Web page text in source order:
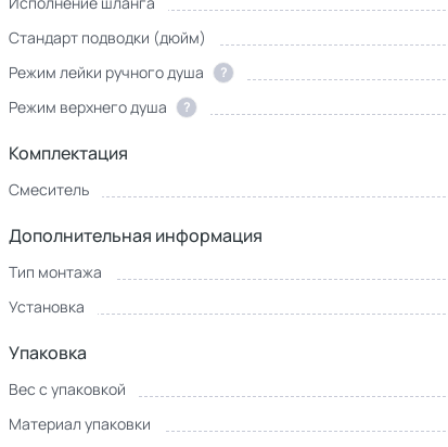
Стандарт подводки (дюйм)
Режим лейки ручного душа
?
Режим верхнего душа
?
Комплектация
Смеситель
Дополнительная информация
Тип монтажа
Установка
Упаковка
Вес с упаковкой
Материал упаковки